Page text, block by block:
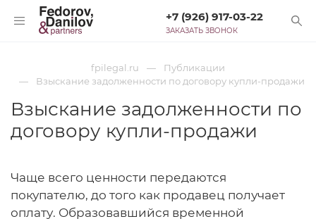
+7 (926) 917-03-22
ЗАКАЗАТЬ ЗВОНОК
fpilegal.ru
Публикации
Взыскание задолженности по договору купли-продажи
Взыскание задолженности по
договору купли-продажи
Чаще всего ценности передаются
покупателю, до того как продавец получает
оплату. Образовавшийся временной